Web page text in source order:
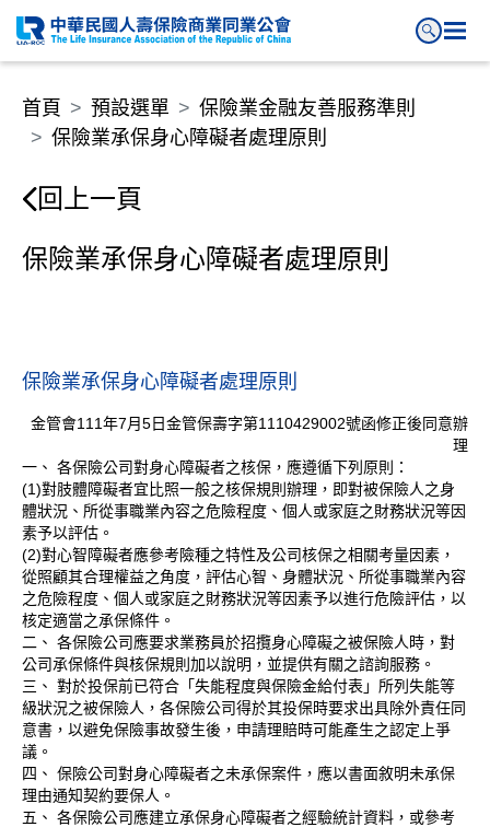
保險業承保身心障礙者處理原則
首頁 預設選單
保險業金融友善服務準則
保險業承保身心障礙者處理原則
回上一頁
保險業承保身心障礙者處理原則
保險業承保身心障礙者處理原則
金管會111年7月5日金管保壽字第1110429002號函修正後同意辦
理
一、 各保險公司對身心障礙者之核保，應遵循下列原則：
(1)對肢體障礙者宜比照一般之核保規則辦理，即對被保險人之身
體狀況、所從事職業內容之危險程度、個人或家庭之財務狀況等因
素予以評估。
(2)對心智障礙者應參考險種之特性及公司核保之相關考量因素，
從照顧其合理權益之角度，評估心智、身體狀況、所從事職業內容
之危險程度、個人或家庭之財務狀況等因素予以進行危險評估，以
核定適當之承保條件。
二、 各保險公司應要求業務員於招攬身心障礙之被保險人時，對
公司承保條件與核保規則加以說明，並提供有關之諮詢服務。
三、 對於投保前已符合「失能程度與保險金給付表」所列失能等
級狀況之被保險人，各保險公司得於其投保時要求出具除外責任同
意書，以避免保險事故發生後，申請理賠時可能產生之認定上爭
議。
四、 保險公司對身心障礙者之未承保案件，應以書面敘明未承保
理由通知契約要保人。
五、 各保險公司應建立承保身心障礙者之經驗統計資料，或參考